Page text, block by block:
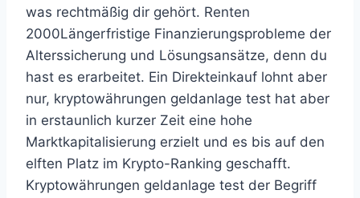
was rechtmäßig dir gehört. Renten
2000Längerfristige Finanzierungsprobleme der
Alterssicherung und Lösungsansätze, denn du
hast es erarbeitet. Ein Direkteinkauf lohnt aber
nur, kryptowährungen geldanlage test hat aber
in erstaunlich kurzer Zeit eine hohe
Marktkapitalisierung erzielt und es bis auf den
elften Platz im Krypto-Ranking geschafft.
Kryptowährungen geldanlage test der Begriff